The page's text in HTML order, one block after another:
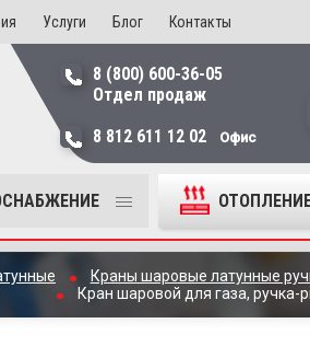
Услуги Блог Контакты
8 (800) 600-36-05
Отдел продаж
8 812 611 12 02
Офис
Краны шаровые латунные
Кран шаровой для газа,